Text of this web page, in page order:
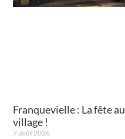
Franquevielle : La fête au
village !
7 août 2026